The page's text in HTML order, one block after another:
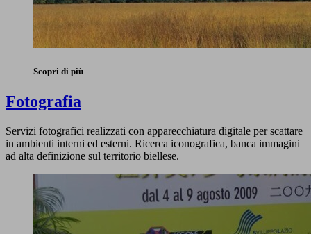
Scopri di più
Fotografia
Servizi fotografici realizzati con apparecchiatura digitale per scattare
in ambienti interni ed esterni. Ricerca iconografica, banca immagini
ad alta definizione sul territorio biellese.